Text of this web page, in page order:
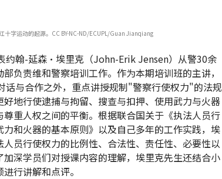
十字运动的起源。CC BY-NC-ND/ECUPL/Guan Jianqiang
约翰-延森·埃里克（John-Erik Jensen）从警30余
负责维和警察培训工作。作为本期培训班的主讲，
话与合作之外，重点讲授规制"警察行使权力"的法规
地行使逮捕与拘留、搜查与扣押、使用武力与火器
重人权之间的平衡。根据联合国关于《执法人员行
和火器的基本原则》以及自己多年的工作实践，埃
员行使权力的比例性、合法性、责任性、必要性以
深学员们对授课内容的理解，埃里克先生还结合小
行讲解和点评。